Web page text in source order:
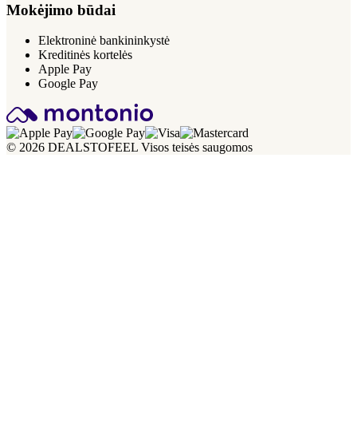
Mokėjimo būdai
Elektroninė bankininkystė
Kreditinės kortelės
Apple Pay
Google Pay
© 2026 DEALSTOFEEL Visos teisės saugomos